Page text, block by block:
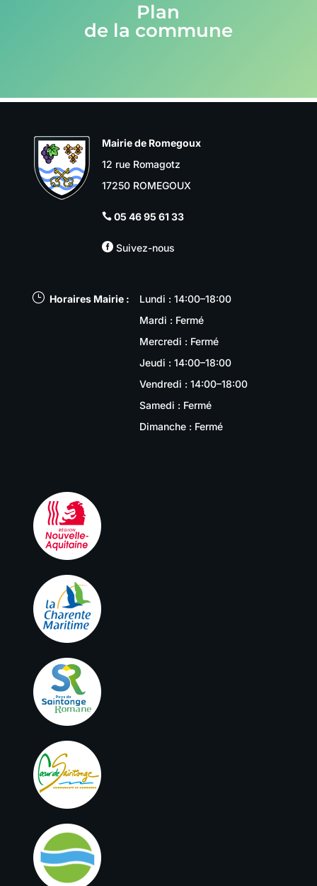
Plan
de la commune
Mairie de Romegoux
12 rue Romagotz
17250 ROMEGOUX
 05 46 95 61 33
Suivez-nous
} Horaires Mairie :
Lundi : 14:00–18:00
Mardi : Fermé
Mercredi : Fermé
Jeudi : 14:00–18:00
Vendredi : 14:00–18:00
Samedi : Fermé
Dimanche : Fermé